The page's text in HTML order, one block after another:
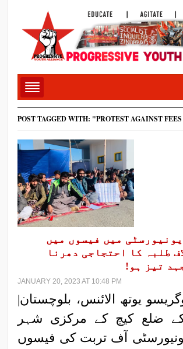
POST TAGGED WITH: "PROTEST AGAINST
میں فیسوں میں
طلبہ کا احتجاجی دھرنا
تیز ہو!
JANUARY 20, 2023 AT 10:48 PM
یوتھ الائنس، بلوچستان|
کے ضلع کیچ کے مرکزی شہر
آف تربت کی فیسوں